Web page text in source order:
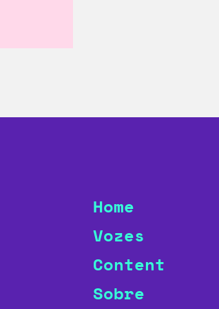
Home
Vozes
Content
Sobre